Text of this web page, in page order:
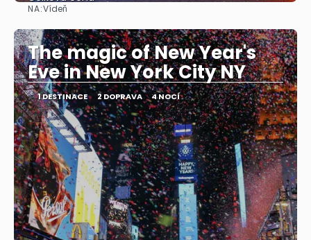
NA:Vídeň
The magic of New Year's
Eve in New York City NY
1 DESTINACE 2 DOPRAVA 4 NOCÍ